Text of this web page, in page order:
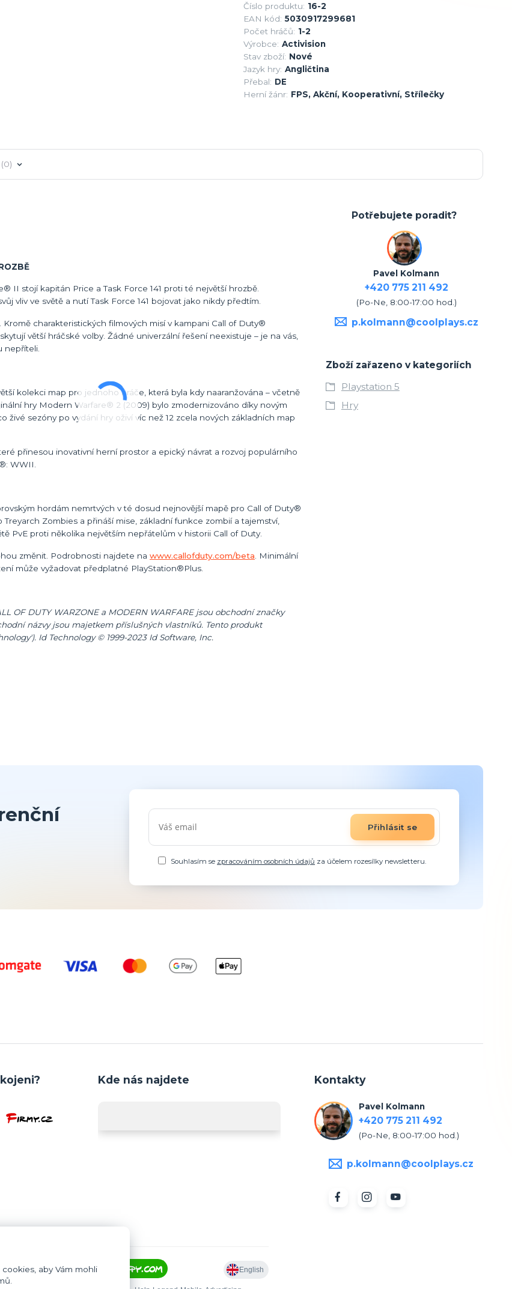
Číslo produktu: 16-2
EAN kód: 5030917299681
Počet hráčů: 1-2
Výrobce: Activision
Stav zboží: Nové
Jazyk hry: Angličtina
Přebal: DE
Herní žánr: FPS, Akční, Kooperativní, Střílečky
0
II stojí kapitán Price a Task Force 141 proti té největší hrozbě.
vliv ve světě a nutí Task Force 141 bojovat jako nikdy předtím.
charakteristických filmových misí v kampani Call of Duty®
větší hráčské volby. Žádné univerzální řešení neexistuje – je na vás,
nepříteli.
kolekci map pro jednoho hráče, která byla kdy naaranžována – včetně
hry Modern Warfare® 2 (2009) bylo zmodernizováno díky novým
sezóny po vydání hry oživí víc než 12 zcela nových základních map
přinesou inovativní herní prostor a epický návrat a rozvoj populárního
WWII.
hordám nemrtvých v té dosud nejnovější mapě pro Call of Duty®
Zombies a přináší mise, základní funkce zombií a tajemství,
PvE proti několika největším nepřátelům v historii Call of Duty.
změnit. Podrobnosti najdete na www.callofduty.com/beta . Minimální
může vyžadovat předplatné PlayStation®Plus.
OF DUTY WARZONE a MODERN WARFARE jsou obchodní značky
názvy jsou majetkem příslušných vlastníků. Tento produkt
Id Technology © 1999-2023 Id Software, Inc.
Potřebujete poradit?
Pavel Kolmann
+420 775 211 492
(Po-Ne, 8:00-17:00 hod.)
p.kolmann@coolplays.cz
Zboží zařazeno v kategoriích
Playstation 5
Hry
Přihlásit se
Souhlasím se zpracováním osobních údajů za účelem rozesílky newsletteru.
Kde nás najdete Kontakty
Pavel Kolmann
+420 775 211 492
(Po-Ne, 8:00-17:00 hod.)
p.kolmann@coolplays.cz
aby Vám mohli